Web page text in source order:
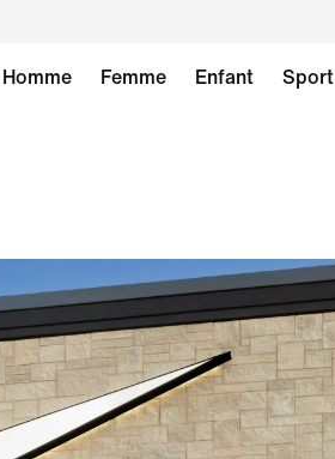
Homme Femme Enfant Sport